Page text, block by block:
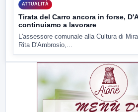
ATTUALITÀ
Tirata del Carro ancora in forse,
continuiamo a lavorare
L'assessore comunale alla Cultura di
Rita D'Ambrosio,...